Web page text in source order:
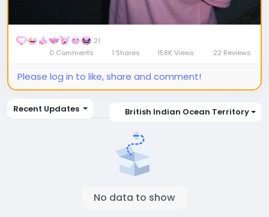
21
0 Comments
1 Shares 158K Views 22 Reviews
Please log in to like, share and comment!
Recent Updates British Indian Ocean Territory
No data to show